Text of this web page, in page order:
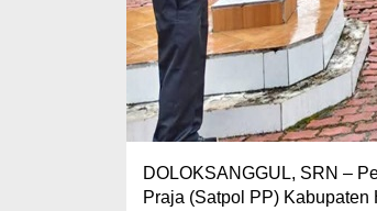
DOLOKSANGGUL, SRN –
Praja (Satpol PP)